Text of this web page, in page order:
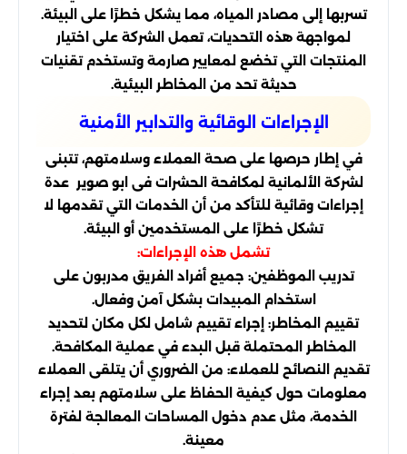
تسربها إلى مصادر المياه، مما يشكل خطرًا على البيئة.
لمواجهة هذه التحديات، تعمل الشركة على اختيار
المنتجات التي تخضع لمعايير صارمة وتستخدم تقنيات
حديثة تحد من المخاطر البيئية.
الإجراءات الوقائية والتدابير الأمنية
في إطار حرصها على صحة العملاء وسلامتهم، تتبنى
لشركة الألمانية لمكافحة الحشرات فى ابو صوير عدة
إجراءات وقائية للتأكد من أن الخدمات التي تقدمها لا
تشكل خطرًا على المستخدمين أو البيئة.
تشمل هذه الإجراءات:
تدريب الموظفين: جميع أفراد الفريق مدربون على
استخدام المبيدات بشكل آمن وفعال.
تقييم المخاطر: إجراء تقييم شامل لكل مكان لتحديد
المخاطر المحتملة قبل البدء في عملية المكافحة.
تقديم النصائح للعملاء: من الضروري أن يتلقى العملاء
معلومات حول كيفية الحفاظ على سلامتهم بعد إجراء
الخدمة، مثل عدم دخول المساحات المعالجة لفترة
معينة.